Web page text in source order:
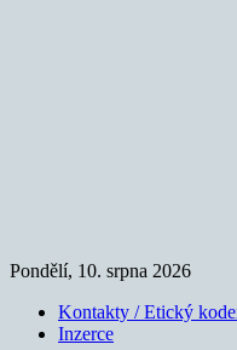
Pondělí, 10. srpna 2026
Kontakty / Etický
Inzerce